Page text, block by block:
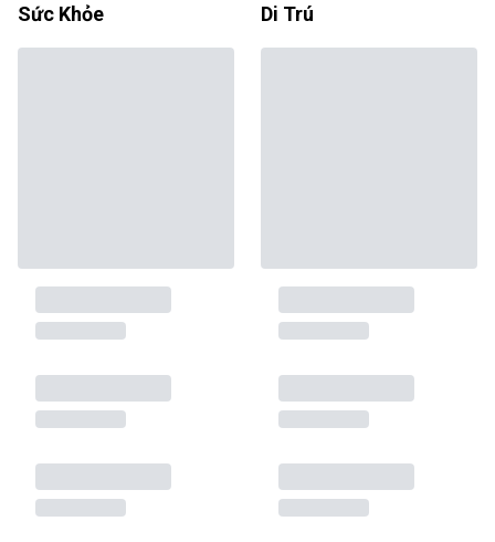
Sức Khỏe Di Trú